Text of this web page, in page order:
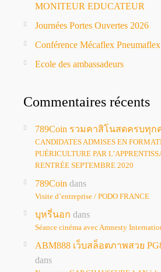
MONITEUR EDUCATEUR
Journées Portes Ouvertes 2026
Conférence Mécaflex Pneumaflex
Ecole des ambassadeurs
Commentaires récents
789Coin รวมคาสิโนสดครบทุก
CANDIDATES ADMISES EN
PUÉRICULTURE PAR
RENTRÉE SEPTEMBRE 2020
789Coin dans
Visite d’entreprise / PODO FRANCE
บุหรี่นอก dans
Séance cinéma avec Amnesty
ABM888 เว็บสล็อตภาพสวย
dans